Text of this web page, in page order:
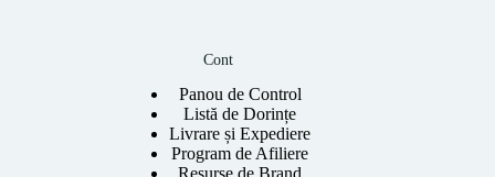
Cont
Panou de Control
Listă de Dorințe
Livrare și Expediere
Program de Afiliere
Resurse de Brand